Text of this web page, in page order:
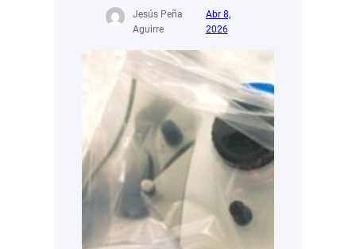
Jesús Peña
Aguirre
Abr 8,
2026